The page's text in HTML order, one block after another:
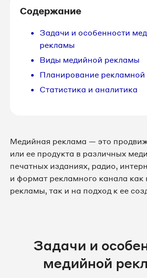
Содержание
Задачи и особенности
рекламы
Виды медийной рекламы
Планирование
Статистика и аналитика
Медийная реклама — это
или ее продукта в различных
печатных изданиях, радио,
и формат рекламного канала как
рекламы, так и на подход к ее
Задачи и
медийной